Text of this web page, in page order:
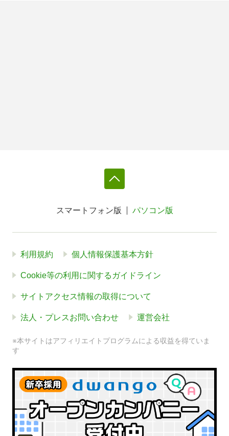
スマートフォン版 パソコン版
利用規約 個人情報保護基本方針
Cookie等の利用に関するガイドライン
サイトアクセス情報の取得について
法人・プレスお問い合わせ 運営会社
※本サイトはアフィリエイトプログラムによる収益を得ていま
す